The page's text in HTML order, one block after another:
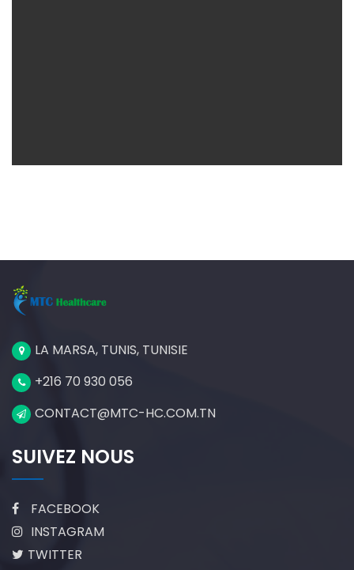
LA MARSA, TUNIS, TUNISIE
+216 70 930 056
CONTACT@MTC-HC.COM.TN
SUIVEZ NOUS
FACEBOOK
INSTAGRAM
TWITTER